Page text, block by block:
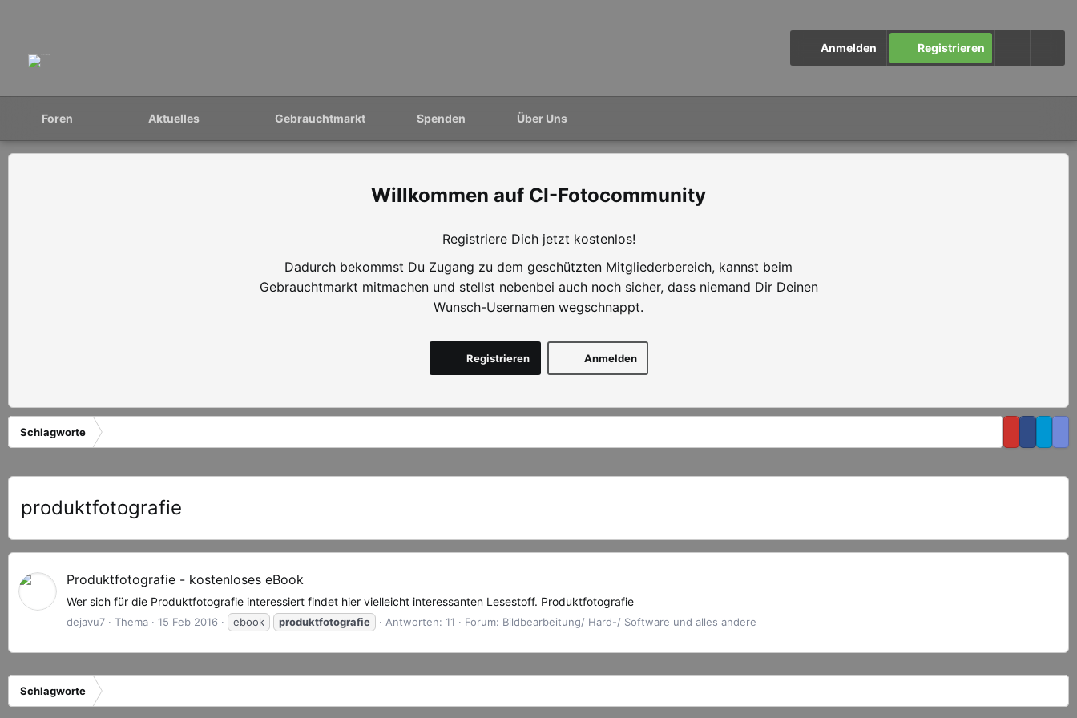
Anmelden Registrieren
Foren Aktuelles Gebrauchtmarkt Spenden Über Uns
CI-Fotocommunity
Registriere Dich jetzt kostenlos!
Dadurch bekommst Du Zugang zu dem geschützten Mitgliederbereich, kannst beim
Gebrauchtmarkt mitmachen und stellst nebenbei auch noch sicher, dass niemand Dir Deinen
Wunsch-Usernamen wegschnappt.
Anmelden
Registrieren
Schlagworte
produktfotografie
Produktfotografie - kostenloses eBook
Wer sich für die Produktfotografie interessiert findet hier vielleicht interessanten Lesestoff. Produktfotografie
dejavu7 Thema 15 Feb 2016 ebook produktfotografie Antworten: 11 Forum: Bildbearbeitung/ Hard-/ Software und alles andere
Schlagworte